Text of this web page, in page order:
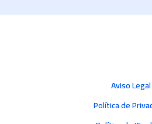
Aviso Legal
Política de